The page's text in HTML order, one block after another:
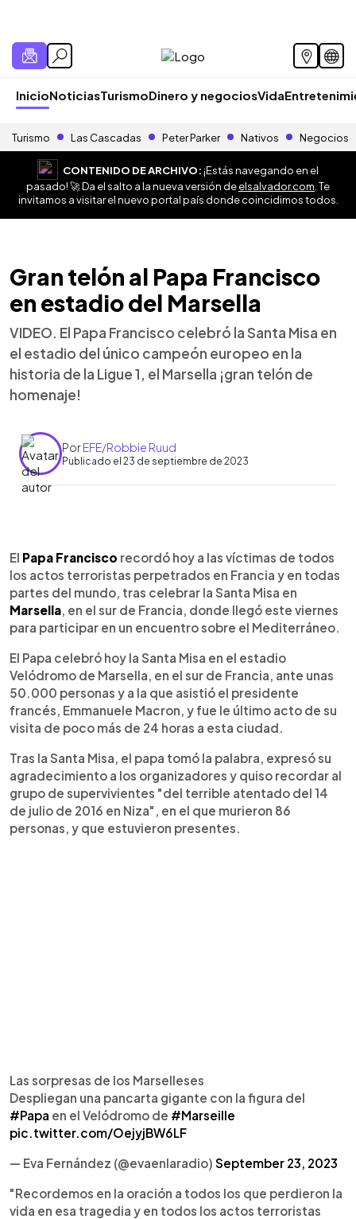
InicioNoticiasTurismoDinero y negociosVida
Turismo Las Cascadas Peter Parker Nativos Negocios
CONTENIDO DE ARCHIVO:¡Estás navegando en el
pasado! 🚀 Da el salto a la nueva versión deelsalvador.com . Te
invitamos a visitar el nuevo portal país donde coincidimos todos.
Gran telón al Papa Francisco
en estadio del Marsella
VIDEO. El Papa Francisco celebró la Santa Misa en
el estadio del único campeón europeo en la
historia de la Ligue 1, el Marsella ¡gran telón de
homenaje!
PorEFE/Robbie Ruud
Publicado el 23 de septiembre de 2023
► Escuchar artículo
El Papa Francisco recordó hoy a las víctimas de todos
los actos terroristas perpetrados en Francia y en todas
partes del mundo, tras celebrar la Santa Misa en
Marsella, en el sur de Francia, donde llegó este viernes
para participar en un encuentro sobre el Mediterráneo.
El Papa celebró hoy la Santa Misa en el estadio
Velódromo de Marsella, en el sur de Francia, ante unas
50.000 personas y a la que asistió el presidente
francés, Emmanuele Macron, y fue le último acto de su
visita de poco más de 24 horas a esta ciudad.
Tras la Santa Misa, el papa tomó la palabra, expresó su
agradecimiento a los organizadores y quiso recordar al
grupo de supervivientes "del terrible atentado del 14
de julio de 2016 en Niza", en el que murieron 86
personas, y que estuvieron presentes.
Las sorpresas de los Marselleses
Despliegan una pancarta gigante con la figura del
#Papa en el Velódromo de #Marseille
pic.twitter.com/OejyjBW6LF
— Eva Fernández (@evaenlaradio) September 23, 2023
"Recordemos en la oración a todos los que perdieron la
vida en esa tragedia y en todos los actos terroristas